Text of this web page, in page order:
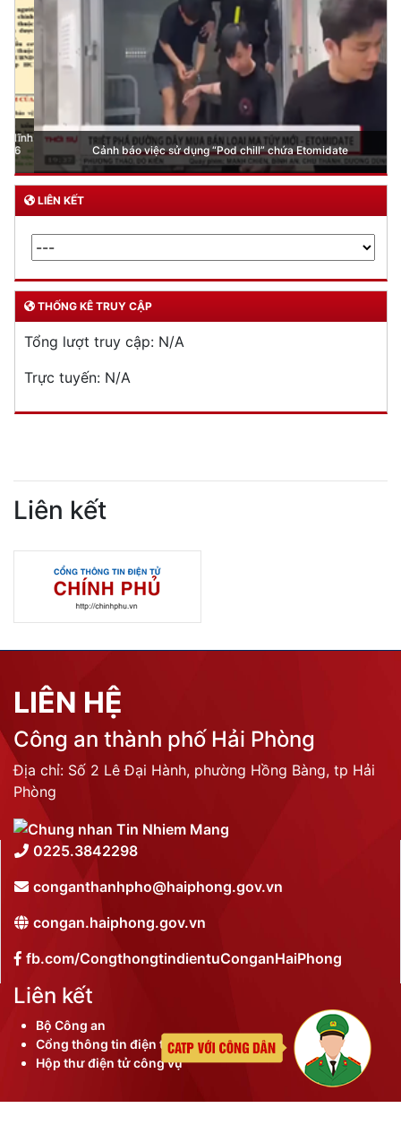
Cảnh báo việc sử dụng “Pod chill” chứa Etomidate
LIÊN KẾT
THỐNG KÊ TRUY CẬP
Tổng lượt truy cập: N/A
Trực tuyến: N/A
Liên kết
LIÊN HỆ
Công an thành phố Hải Phòng
Địa chỉ: Số 2 Lê Đại Hành, phường Hồng Bàng, tp Hải
Phòng
0225.3842298
conganthanhpho@haiphong.gov.vn
congan.haiphong.gov.vn
fb.com/CongthongtindientuConganHaiPhong
Liên kết
Bộ Công an
Cổng thông tin điện tử thành phố
Hộp thư điện tử công vụ